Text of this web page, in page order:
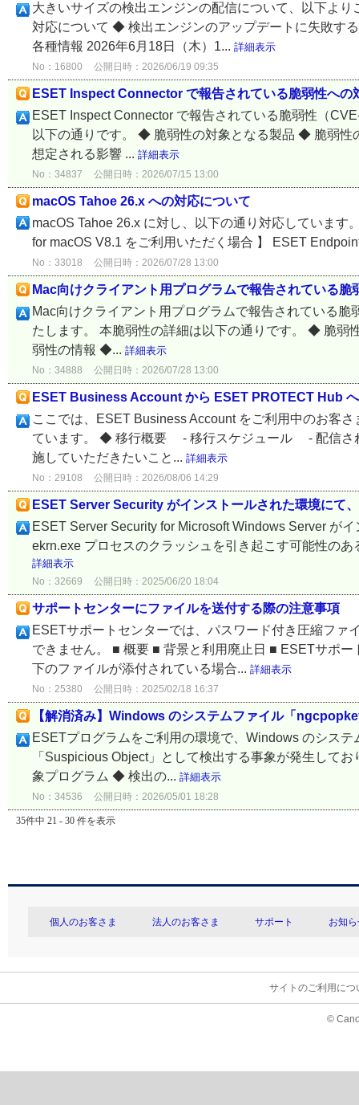
大きいサイズの検出エンジンの配信について、以下よ
対応について ◆ 検出エンジンのアップデートに失敗す
各種情報 2026年6月18日（木）1... 詳細表示
No：16800 公開日時：2026/06/19 09:35
ESET Inspect Connector で報告されている脆弱性への
ESET Inspect Connector で報告されている脆弱性（
以下の通りです。 ◆ 脆弱性の対象となる製品 ◆ 脆弱
想定される影響 ... 詳細表示
No：34837 公開日時：2026/07/15 13:00
macOS Tahoe 26.x への対応について
macOS Tahoe 26.x に対し、以下の通り対応していま
for macOS V8.1 をご利用いただく場合 】 ESET
No：33018 公開日時：2026/07/28 13:00
Mac向けクライアント用プログラムで報告されている
Mac向けクライアント用プログラムで報告されている
たします。 本脆弱性の詳細は以下の通りです。 ◆ 脆
弱性の情報 ◆... 詳細表示
No：34888 公開日時：2026/07/28 13:00
ESET Business Account から ESET PROTECT Hub
ここでは、ESET Business Account をご利用中のお客
ています。 ◆ 移行概要 - 移行スケジュール - 配信さ
施していただきたいこと... 詳細表示
No：29108 公開日時：2026/08/06 14:29
ESET Server Security がインストールされた環境にて
ESET Server Security for Microsoft Windows Server が
ekrn.exe プロセスのクラッシュを引き起こす可能性の
詳細表示
No：32669 公開日時：2025/06/20 18:04
サポートセンターにファイルを送付する際の注意事項
ESETサポートセンターでは、パスワード付き圧縮ファ
できません。 ■ 概要 ■ 背景と利用廃止日 ■ ESETサポ
下のファイルが添付されている場合... 詳細表示
No：25380 公開日時：2025/02/18 16:37
【解消済み】Windows のシステムファイル「
ESETプログラムをご利用の環境で、Windows のシス
「Suspicious Object」として検出する事象が発生し
象プログラム ◆ 検出の... 詳細表示
No：34536 公開日時：2026/05/01 18:28
35件中 21 - 30 件を表示
個人のお客さま 法人のお客さま サポート お知
サイトのご利用につ
©